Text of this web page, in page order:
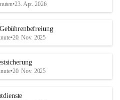
•23. Apr. 2026
•20. Nov. 2025
•20. Nov. 2025